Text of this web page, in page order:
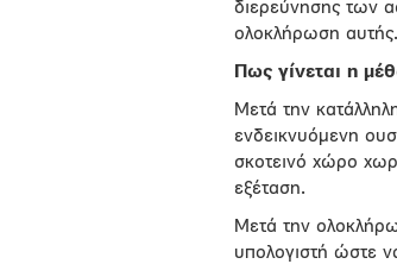
διερεύνησης των
ολοκλήρωση αυτής.
Πως γίνεται η
Μετά την
ενδεικνυόμενη
σκοτεινό χώρο
εξέταση.
Μετά την
υπολογιστή ώστε